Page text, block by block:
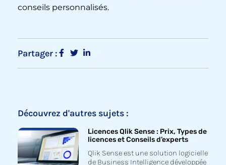
conseils personnalisés.
Partager :
Découvrez d'autres sujets :
Licences Qlik Sense : Prix, Types de
licences et Conseils d’experts
Qlik Sense est une solution logicielle
de Business Intelligence développée